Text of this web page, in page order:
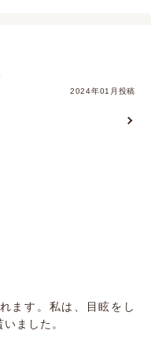
2024年01月投稿
ます。私は、目眩をし
ました。